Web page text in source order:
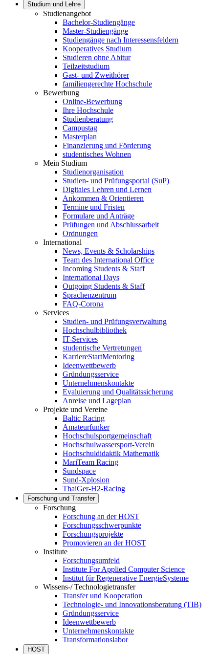
Studium und Lehre
Studienangebot
Bachelor-Studiengänge
Master-Studiengänge
Studiengänge nach Interessensfeldern
Kooperatives Studium
Studieren ohne Abitur
Teilzeitstudium
Gast- und Zweithörer
familiengerechte Hochschule
Bewerbung
Online-Bewerbung
Ihre Hochschule
Studienberatung
Campustag
Masterplan
Finanzierung und Förderung
studentisches Wohnen
Mein Studium
Studienorganisation
Studien- und Prüfungsportal (SuP)
Digitales Lehren und Lernen
Ankommen & Orientieren
Termine und Fristen
Formulare und Anträge
Prüfungen und Abschlussarbeit
Ordnungen
International
News, Events & Scholarships
Team des International Office
Incoming Students & Staff
International Days
Outgoing Students & Staff
Sprachenzentrum
FAQ-Corona
Services
Studien- und Prüfungsverwaltung
Hochschulbibliothek
IT-Services
studentische Vertretungen
KarriereStartMentoring
Ideenwettbewerb
Gründungsservice
Unternehmenskontakte
Evaluierung und Qualitätssicherung
Anreise und Lageplan
Projekte und Vereine
Baltic Racing
Amateurfunker
Hochschulsportgemeinschaft
Hochschulwassersport-Verein
Hochschuldidaktik Mathematik
MariTeam Racing
Sundspace
Sund-Xplosion
ThaiGer-H2-Racing
Forschung und Transfer
Forschung
Forschung an der HOST
Forschungsschwerpunkte
Forschungsprojekte
Promovieren an der HOST
Institute
Forschungsumfeld
Institute For Applied Computer Science
Institut für Regenerative EnergieSysteme
Wissens-/ Technologietransfer
Transfer und Kooperation
Technologie- und Innovationsberatung (TIB)
Gründungsservice
Ideenwettbewerb
Unternehmenskontakte
Transformationslabor
HOST